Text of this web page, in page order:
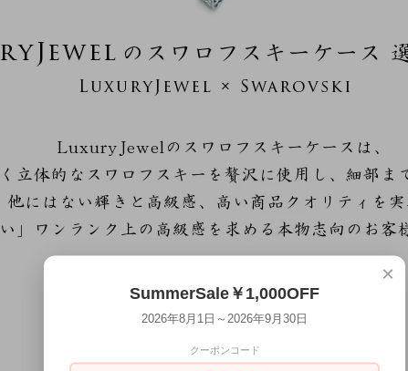
×
SummerSale￥1,000OFF
2026年8月1日～2026年9月30日
クーポンコード